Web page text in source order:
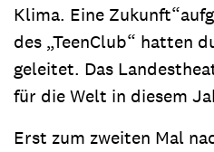
Klima. Eine Zukunft“
des „TeenClub“ hatten
geleitet. Das
für die Welt in diesem
Erst zum zweiten Mal